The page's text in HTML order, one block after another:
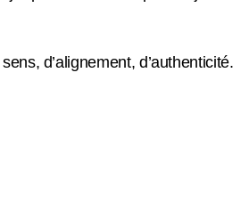
d’alignement, d’authenticité.